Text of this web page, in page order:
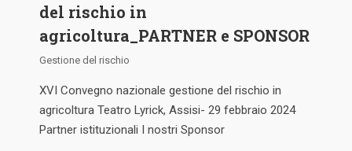
del rischio in
agricoltura_PARTNER e SPONSOR
Gestione del rischio
XVI Convegno nazionale gestione del rischio in
agricoltura Teatro Lyrick, Assisi- 29 febbraio 2024
Partner istituzionali I nostri Sponsor